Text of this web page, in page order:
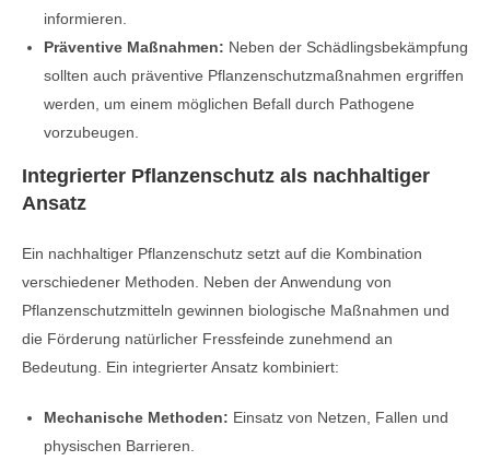
informieren.
Präventive Maßnahmen: Neben der Schädlingsbekämpfung
sollten auch präventive Pflanzenschutzmaßnahmen ergriffen
werden, um einem möglichen Befall durch Pathogene
vorzubeugen.
Integrierter Pflanzenschutz als nachhaltiger
Ansatz
Ein nachhaltiger Pflanzenschutz setzt auf die Kombination
verschiedener Methoden. Neben der Anwendung von
Pflanzenschutzmitteln gewinnen biologische Maßnahmen und
die Förderung natürlicher Fressfeinde zunehmend an
Bedeutung. Ein integrierter Ansatz kombiniert:
Mechanische Methoden: Einsatz von Netzen, Fallen und
physischen Barrieren.